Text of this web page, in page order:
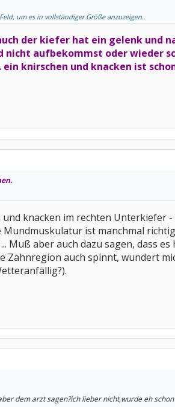
um es in vollständiger Größe anzuzeigen.
der kiefer hat ein gelenk und
nicht aufbekommst oder wieder
knirschen und knacken ist
knacken im rechten Unterkiefer
Mundmuskulatur ist manchmal
Muß aber auch dazu sagen, dass
Zahnregion auch spinnt, wundert
dem arzt sagen?ich lieber nicht,wurde eh